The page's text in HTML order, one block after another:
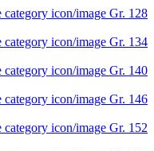
Gr. 128
Gr. 134
Gr. 140
Gr. 146
Gr. 152